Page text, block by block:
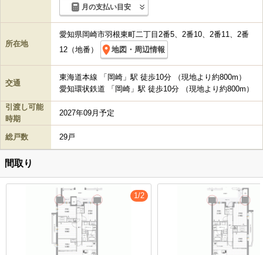
月の支払い目安
所在地
愛知県岡崎市羽根東町二丁目2番5、2番10、2番11、2番
12（地番）
地図・周辺情報
交通
東海道本線 「岡崎」駅 徒歩10分 （現地より約800m）
愛知環状鉄道 「岡崎」駅 徒歩10分 （現地より約800m）
引渡し可能
時期
2027年09月予定
総戸数 29戸
間取り
1/2